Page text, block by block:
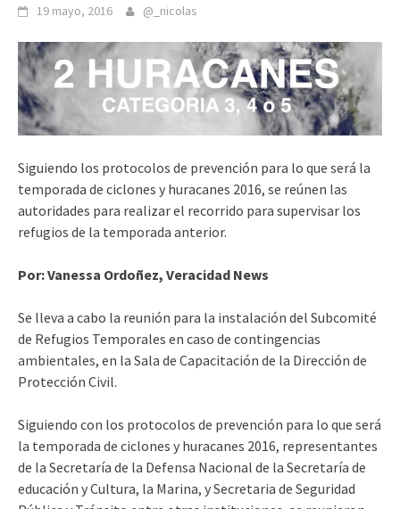
19 mayo, 2016 @_nicolas
Siguiendo los protocolos de prevención para lo que será la
temporada de ciclones y huracanes 2016, se reúnen las
autoridades para realizar el recorrido para supervisar los
refugios de la temporada anterior.
Por: Vanessa Ordoñez, Veracidad News
Se lleva a cabo la reunión para la instalación del Subcomité
de Refugios Temporales en caso de contingencias
ambientales, en la Sala de Capacitación de la Dirección de
Protección Civil.
Siguiendo con los protocolos de prevención para lo que será
la temporada de ciclones y huracanes 2016, representantes
de la Secretaría de la Defensa Nacional de la Secretaría de
educación y Cultura, la Marina, y Secretaria de Seguridad